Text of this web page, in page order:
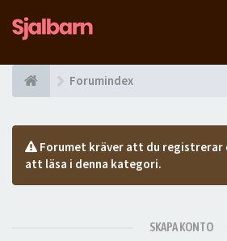
Forumindex
Forumet kräver att du registrerar
att läsa i denna kategori.
SKAPA KONTO